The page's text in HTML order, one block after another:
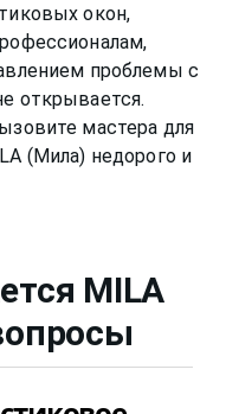
окон,
проблемы с
открывается.
мастера для
(Мила) недорого и
MILA